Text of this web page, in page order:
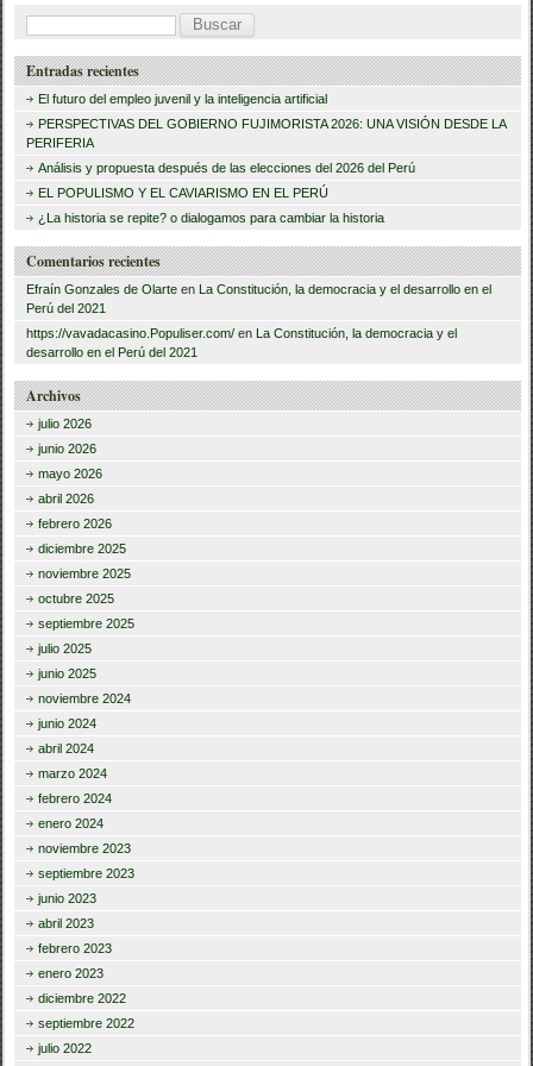
B
u
s
c
a
:
Entradas recientes
El futuro del empleo juvenil y la inteligencia artificial
PERSPECTIVAS DEL GOBIERNO FUJIMORISTA 2026: UNA VISIÓN DESDE LA
PERIFERIA
Análisis y propuesta después de las elecciones del 2026 del Perú
EL POPULISMO Y EL CAVIARISMO EN EL PERÚ
¿La historia se repite? o dialogamos para cambiar la historia
Comentarios recientes
Efraín Gonzales de Olarte en La Constitución, la democracia y el desarrollo en el
Perú del 2021
https://vavadacasino.Populiser.com/ en La Constitución, la democracia y el
desarrollo en el Perú del 2021
Archivos
julio 2026
junio 2026
mayo 2026
abril 2026
febrero 2026
diciembre 2025
noviembre 2025
octubre 2025
septiembre 2025
julio 2025
junio 2025
noviembre 2024
junio 2024
abril 2024
marzo 2024
febrero 2024
enero 2024
noviembre 2023
septiembre 2023
junio 2023
abril 2023
febrero 2023
enero 2023
diciembre 2022
septiembre 2022
julio 2022